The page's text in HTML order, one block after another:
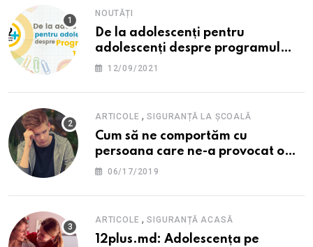
NOUTĂȚI
De la adolescenți pentru
adolescenți despre programul
12PLUS
12/09/2021
ARTICOLE ,SIGURANȚĂ LA ȘCOALĂ
Cum să ne comportăm cu
persoana care ne-a provocat o
supărare?
06/17/2019
ARTICOLE ,SIGURANȚĂ ACASĂ
12plus.md: Adolescența pe